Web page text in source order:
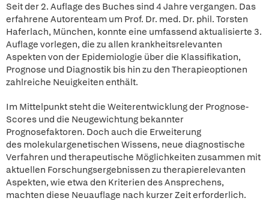
Seit der 2. Auflage des Buches sind 4 Jahre vergangen. Das
erfahrene Autorenteam um Prof. Dr. med. Dr. phil. Torsten
Haferlach, München, konnte eine umfassend aktualisierte 3.
Auflage vorlegen, die zu allen krankheitsrelevanten
Aspekten von der Epidemiologie über die Klassifikation,
Prognose und Diagnostik bis hin zu den Therapieoptionen
zahlreiche Neuigkeiten enthält.
Im Mittelpunkt steht die Weiterentwicklung der Prognose-
Scores und die Neugewichtung bekannter
Prognosefaktoren. Doch auch die Erweiterung
des molekulargenetischen Wissens, neue diagnostische
Verfahren und therapeutische Möglichkeiten zusammen mit
aktuellen Forschungsergebnissen zu therapierelevanten
Aspekten, wie etwa den Kriterien des Ansprechens,
machten diese Neuauflage nach kurzer Zeit erforderlich.